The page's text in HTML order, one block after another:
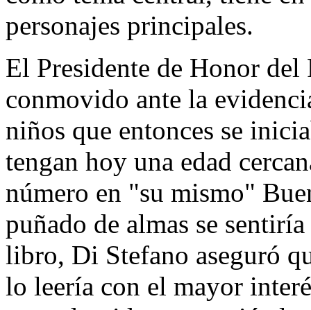
personajes principales.
El Presidente de Honor
conmovido ante la
niños que entonces se
tengan hoy una edad
número en "su mismo"
puñado de almas se
libro, Di Stefano aseguró
lo leería con el mayor